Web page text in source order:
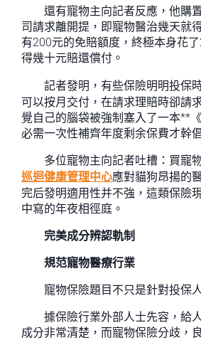
還有寵物主向記者反應，他購
司請求離開提，即寵物醫治幾天就
有200元的免賠額度，終極本身花
得幾十元賠還償付。
記者發明，有些保險明明投保
可以按月交付，在請求理賠時卻請
覺自己的腦袋被強制塞入了一本**
必需一次性補齊年度剩余保費才幹
多位寵物主向記者吐槽：買寵
巡迴健康管理中心應對貓狗昂揚的
完后發明適用性并不強，這類保險
中寫的年夜相徑庭。
完美成分辨認軌制
規范寵物醫療行業
寵物保險題目不只是針對投保
據保險行業外部人士先容，給
成分非常清楚，而寵物保險分歧，